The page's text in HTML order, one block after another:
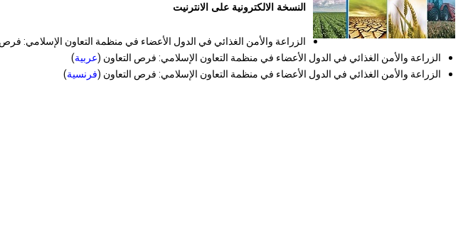
النسخة الالكترونية على الانترنيت
الزراعة والأمن الغذائي في الدول الأعضاء في منظمة التعاون الإسلامي:
الزراعة والأمن الغذائي في الدول الأعضاء في منظمة التعاون الإسلامي: فرص التعاون (عربية)
الزراعة والأمن الغذائي في الدول الأعضاء في منظمة التعاون الإسلامي: فرص التعاون (فرنسية)